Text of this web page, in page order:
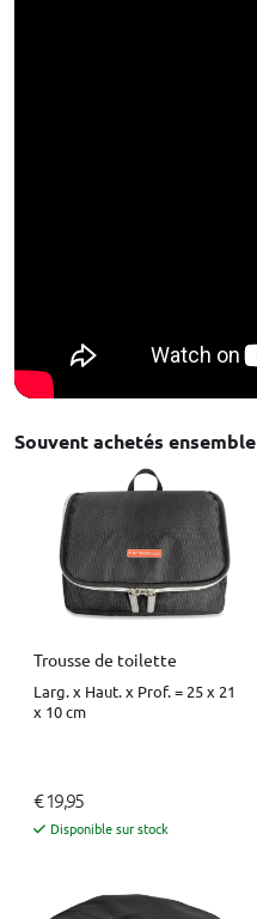
Souvent achetés ensemble
Trousse de toilette
Larg. x Haut. x Prof. = 25 x 21
x 10 cm
€ 19,95
Disponible sur stock